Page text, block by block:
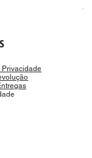
Privacidade